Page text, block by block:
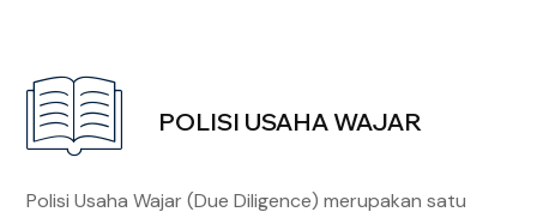
POLISI USAHA WAJAR
Polisi Usaha Wajar (Due Diligence) merupakan satu